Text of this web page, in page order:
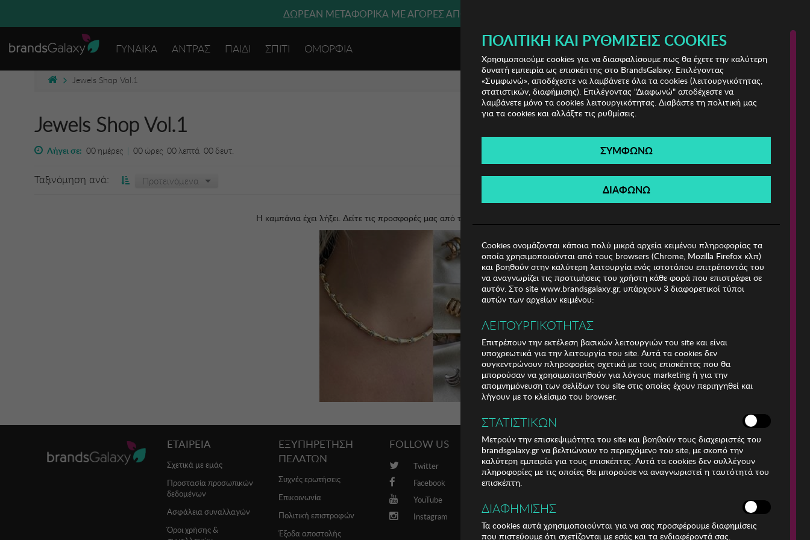
ΔΩΡΕΑΝ ΜΕΤΑΦΟΡΙΚΑ ΜΕ ΑΓΟΡΕΣ ΑΠΌ 49€ ΚΑΙ ΆΝΩ!
ΓΥΝΑΙΚΑ ΑΝΤΡΑΣ ΠΑΙΔΙ ΣΠΙΤΙ ΟΜΟΡΦΙΑ (0)
Jewels Shop Vol.1
Jewels Shop Vol.1
Λήγει σε: 00ημέρες | 00 ώρες 00λεπτά 00 δευτ.
Ταξινόμηση ανά: Προτεινόμενα
Η καμπάνια έχει λήξει. Δείτε τις προσφορές μας από τις διαθέσιμες καμπάνιες!
ΕΤΑΙΡΕΙΑ
Σχετικά με εμάς
Προστασία προσωπικών
δεδομένων
Ασφάλεια συναλλαγών
Όροι χρήσης &
ΕΞΥΠΗΡΕΤΗΣΗ
ΠΕΛΑΤΩΝ
Συχνές ερωτήσεις
Επικοινωνία
Πολιτική επιστροφών
Έξοδα αποστολής
FOLLOW US
Twitter
Facebook
YouTube
Instagram
PROMO
Brands
Για τηλεφωνικές
παραγγελίες καλέστε
211 18 94 400
9:30 - 14:30 & 24ώρες
Αριθμός Γ.Ε.Μη.:
009456401000
ΠΟΛΙΤΙΚΉ ΚΑΙ ΡΥΘΜΊΣΕΙΣ COOKIES
Χρησιμοποιούμε cookies για να διασφαλίσουμε πως θα έχετε την καλύτερη
δυνατή εμπειρία ως επισκέπτης στο BrandsGalaxy. Επιλέγοντας
«Συμφωνώ», αποδέχεστε να λαμβάνετε όλα τα cookies (λειτουργικότητας,
στατιστικών, διαφήμισης). Επιλέγοντας "Διαφωνώ" αποδέχεστε να
λαμβάνετε μόνο τα cookies λειτουργικότητας. Διαβάστε τη πολιτική μας
για τα cookies και αλλάξτε τις ρυθμίσεις.
ΣΥΜΦΩΝΩ
ΔΙΑΦΩΝΩ
Cookies ονομάζονται κάποια πολύ μικρά αρχεία κειμένου πληροφορίας τα
οποία χρησιμοποιούνται από τους browsers (Chrome, Mozilla Firefox κλπ)
και βοηθούν στην καλύτερη λειτουργία ενός ιστοτόπου επιτρέποντάς του
να αναγνωρίζει τις προτιμήσεις του χρήστη κάθε φορά που επιστρέφει σε
αυτόν. Στο site www.brandsgalaxy.gr, υπάρχουν 3 διαφορετικοί τύποι
αυτών των αρχείων κειμένου:
ΛΕΙΤΟΥΡΓΙΚΟΤΗΤΑΣ
Επιτρέπουν την εκτέλεση βασικών λειτουργιών του site και είναι
υποχρεωτικά για την λειτουργία του site. Αυτά τα cookies δεν
συγκεντρώνουν πληροφορίες σχετικά με τους επισκέπτες που θα
μπορούσαν να χρησιμοποιηθούν για λόγους marketing ή για την
απομνημόνευση των σελίδων του site στις οποίες έχουν περιηγηθεί και
λήγουν με το κλείσιμο του browser.
ΣΤΑΤΙΣΤΙΚΩΝ
Μετρούν την επισκεψιμότητα του site και βοηθούν τους διαχειριστές του
brandsgalaxy.gr να βελτιώνουν το περιεχόμενο του site, με σκοπό την
καλύτερη εμπειρία για τους επισκέπτες. Αυτά τα cookies δεν συλλέγουν
πληροφορίες με τις οποίες θα μπορούσε να αναγνωριστεί η ταυτότητά του
επισκέπτη.
ΔΙΑΦΗΜΙΣΗΣ
Τα cookies αυτά χρησιμοποιούνται για να σας προσφέρουμε διαφημίσεις
που πιστεύουμε ότι σχετίζονται με εσάς και τα ενδιαφέροντά σας.